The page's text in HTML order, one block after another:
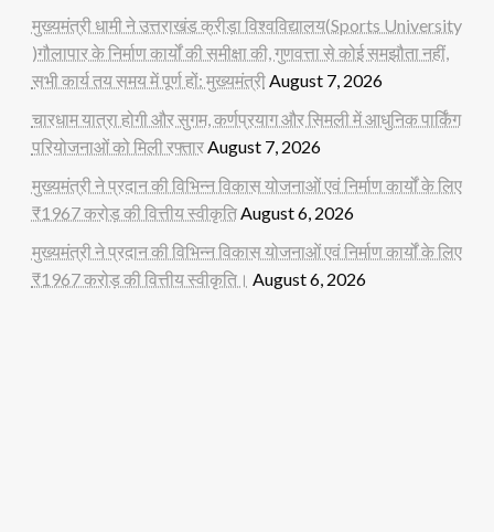
मुख्यमंत्री धामी ने उत्तराखंड क्रीड़ा विश्वविद्यालय(Sports University
)गौलापार के निर्माण कार्यों की समीक्षा की, गुणवत्ता से कोई समझौता नहीं,
सभी कार्य तय समय में पूर्ण हों: मुख्यमंत्रीAugust 7, 2026
चारधाम यात्रा होगी और सुगम, कर्णप्रयाग और सिमली में आधुनिक पार्किंग
परियोजनाओं को मिली रफ्तारAugust 7, 2026
मुख्यमंत्री ने प्रदान की विभिन्न विकास योजनाओं एवं निर्माण कार्यों के लिए
₹1967 करोड़ की वित्तीय स्वीकृतिAugust 6, 2026
मुख्यमंत्री ने प्रदान की विभिन्न विकास योजनाओं एवं निर्माण कार्यों के लिए
₹1967 करोड़ की वित्तीय स्वीकृति। August 6, 2026